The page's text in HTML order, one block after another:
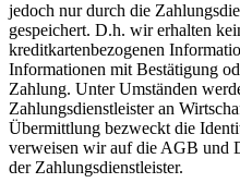
jedoch nur durch die
gespeichert. D.h. wir erhalten
kreditkartenbezogenen
Informationen mit Bestätigung
Zahlung. Unter Umständen
Zahlungsdienstleister an
Übermittlung bezweckt die
verweisen wir auf die AGB und
der Zahlungsdienstleister.